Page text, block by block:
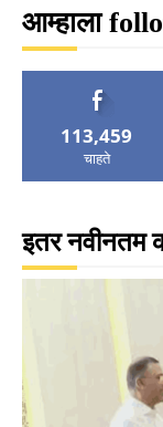
आम्हाला
113,459
चाहते
इतर नवीनतम